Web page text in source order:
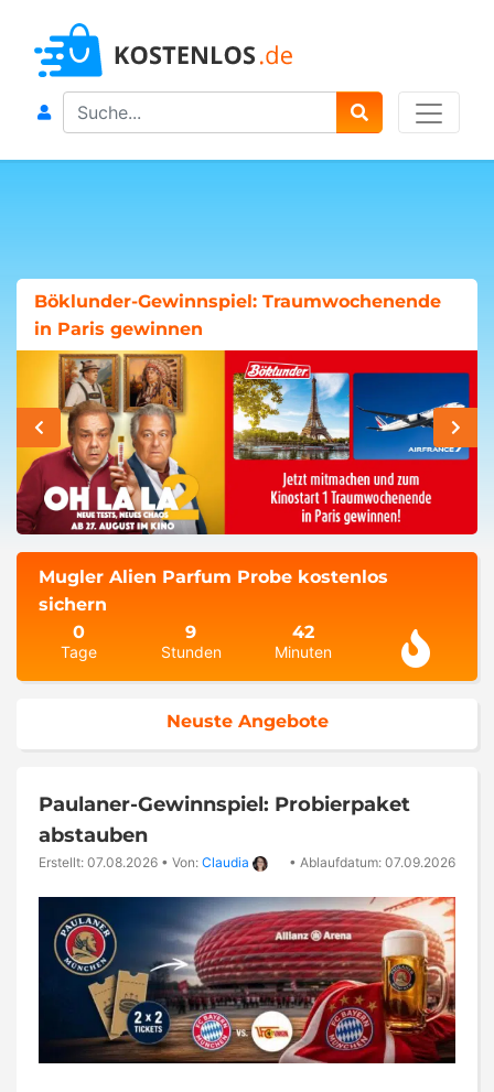
Search
Böklunder-Gewinnspiel: Traumwochenende
in Paris gewinnen
Mugler Alien Parfum Probe kostenlos
sichern
0
Tage
9
Stunden
42
Minuten
Neuste Angebote
Paulaner-Gewinnspiel: Probierpaket
abstauben
Erstellt: 07.08.2026 • Von: Claudia • Ablaufdatum: 07.09.2026